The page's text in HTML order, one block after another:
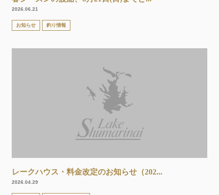
2026.06.21
お知らせ 釣り情報
レークハウス・料金改定のお知らせ（202...
2026.04.29